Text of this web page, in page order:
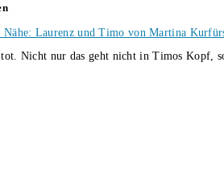
Nähe: Laurenz und Timo von Martina
Nicht nur das geht nicht in Timos Kopf,